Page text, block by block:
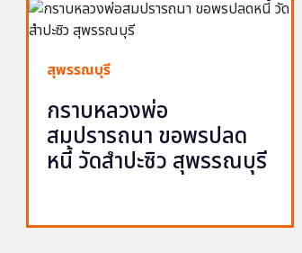
สุพรรณบุรี
กราบหลวงพ่อ
สมปรารถนา ขอพรปลด
หนี้ วัดสำปะซิว สุพรรณบุรี